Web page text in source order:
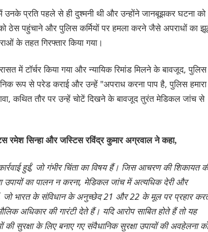
प्रति पहले से ही दुश्मनी थी और उन्होंने जानबूझकर घटना को
ठेस पहुंचाने और पुलिस कर्मियों पर हमला करने जैसे अपराधों का
के तहत गिरफ्तार किया गया।
में टॉर्चर किया गया और न्यायिक रिमांड मिलने के बावजूद, पुलिस
रूप से परेड कराई और उन्हें "अपराध करना पाप है, पुलिस हमारा
कथित तौर पर उन्हें चोटें दिखने के बावजूद तुरंत मेडिकल जांच से
रमेश सिन्हा और जस्टिस रविंद्र कुमार अग्रवाल ने कहा,
हुईं, जो गंभीर चिंता का विषय हैं। जिस आचरण की शिकायत
उपायों का पालन न करना, मेडिकल जांच में अत्यधिक देरी और
जो भारत के संविधान के अनुच्छेद 21 और 22 के मूल पर प्रहार
अधिकार की गारंटी देते हैं। यदि आरोप साबित होते हैं तो यह
सुरक्षा के लिए बनाए गए संवैधानिक सुरक्षा उपायों की अवहेलना को